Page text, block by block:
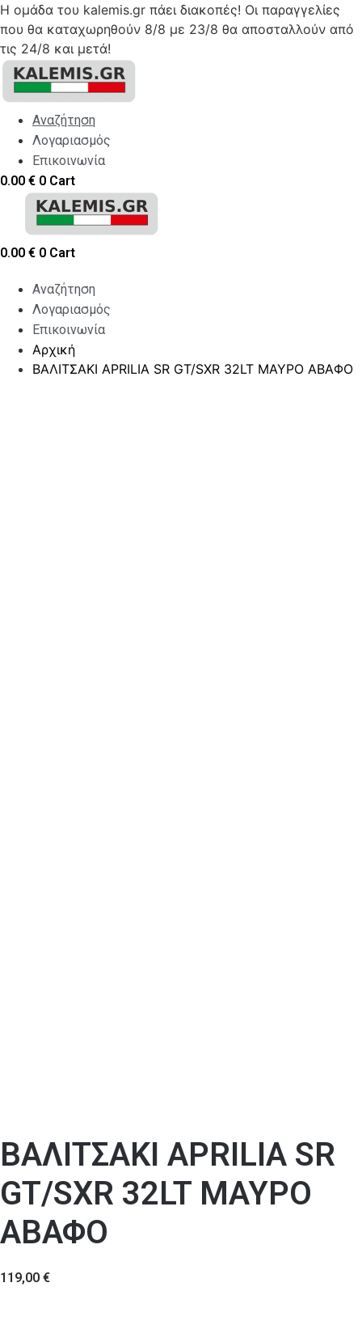
Η ομάδα του kalemis.gr πάει διακοπές! Οι παραγγελίες
που θα καταχωρηθούν 8/8 με 23/8 θα αποσταλλούν από
τις 24/8 και μετά!
Skip
content
Αναζήτηση
Λογαριασμός
Επικοινωνία
0.00 € 0 Cart
0.00 € 0 Cart
Αναζήτηση
Λογαριασμός
Επικοινωνία
Αρχική
ΒΑΛΙΤΣΑΚΙ APRILIA SR GT/SXR 32LT ΜΑΥΡΟ ΑΒΑΦΟ
ΒΑΛΙΤΣΑΚΙ APRILIA SR
GT/SXR 32LT ΜΑΥΡΟ
ΑΒΑΦΟ
119,00 €